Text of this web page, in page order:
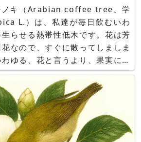
ノキ（Arabian coffee tree、学
L.）は、私達が毎日飲むいわ
らせる熱帯性低木です。花は芳
なので、すぐに散ってしましま
ゆる、花と言うより、果実に関